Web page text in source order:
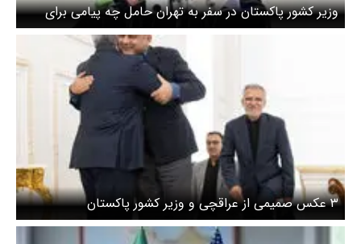
وزیر کشور پاکستان در سفر به تهران حامل چه پیامی برای
ایران بود؟
۳ عکس صمیمی از عراقچی و وزیر کشور پاکستان